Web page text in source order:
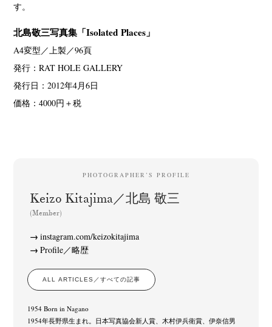
Members Workshop Documents
Terms & Privacy Policy Bookstores
Akifumi Tanaka (7) Fumikiyo Nagamachi
Kazuyuki Kawaguchi (42) Keiko Sasaoka
Nana Kakuda (61) Naoki Ohji (66) Naonori Oshima (38) Nick Haymes
す。
北島敬三写真集「Isolated Places」
A4変型／上製／96頁
発行：RAT HOLE GALLERY
発行日：2012年4月6日
価格：4000円＋税
PHOTOGRAPHER’S PROFILE
Keizo Kitajima／北島 敬三
(Member)
instagram.com/keizokitajima
Profile／略歴
ALL ARTICLES／すべての記事
1954 Born in Nagano
1954年長野県生まれ。日本写真協会新人賞、木村伊兵衛賞、伊奈信男